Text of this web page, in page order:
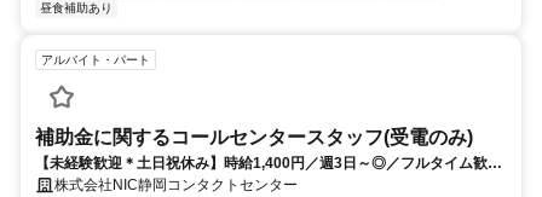
昼食補助あり
アルバイト・パート
補助金に関するコールセンタースタッフ(受電のみ)
【未経験歓迎＊土日祝休み】時給1,400円／週3日～◎／フルタイム歓迎
／残業なし／マニュアル＆研修完備
株式会社NIC静岡コンタクトセンター